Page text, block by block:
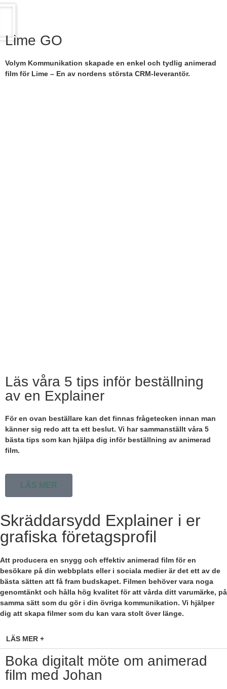
Lime GO
Volym Kommunikation skapade en enkel och tydlig animerad
film för Lime – En av nordens största CRM-leverantör.
Läs våra 5 tips inför beställning
av en Explainer
För en ovan beställare kan det finnas frågetecken innan man
känner sig redo att ta ett beslut. Vi har sammanställt våra 5
bästa tips som kan hjälpa dig inför beställning av animerad
film.
LÄS MER
Skräddarsydd Explainer i er
grafiska företagsprofil
Att producera en snygg och effektiv animerad film för en
besökare på din webbplats eller i sociala medier är det ett av de
bästa sätten att få fram budskapet. Filmen behöver vara noga
genomtänkt och hålla hög kvalitet för att vårda ditt varumärke, på
samma sätt som du gör i din övriga kommunikation. Vi hjälper
dig att skapa filmer som du kan vara stolt över länge.
LÄS MER +
Boka digitalt möte om animerad
film med Johan